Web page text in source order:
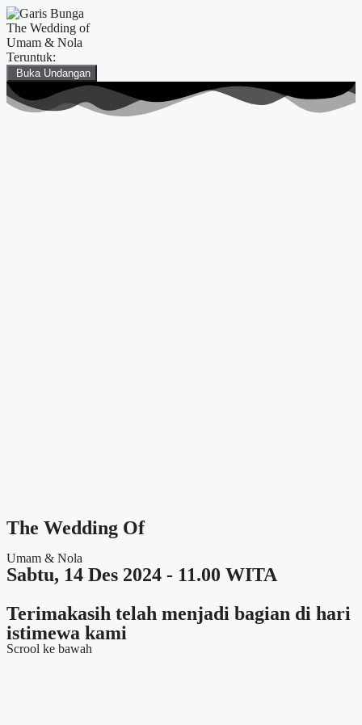
The Wedding of
Umam & Nola
Teruntuk:
Buka Undangan
The Wedding Of
Umam & Nola
Sabtu, 14 Des 2024 - 11.00 WITA
Terimakasih telah menjadi bagian di hari
istimewa kami
Scrool ke bawah